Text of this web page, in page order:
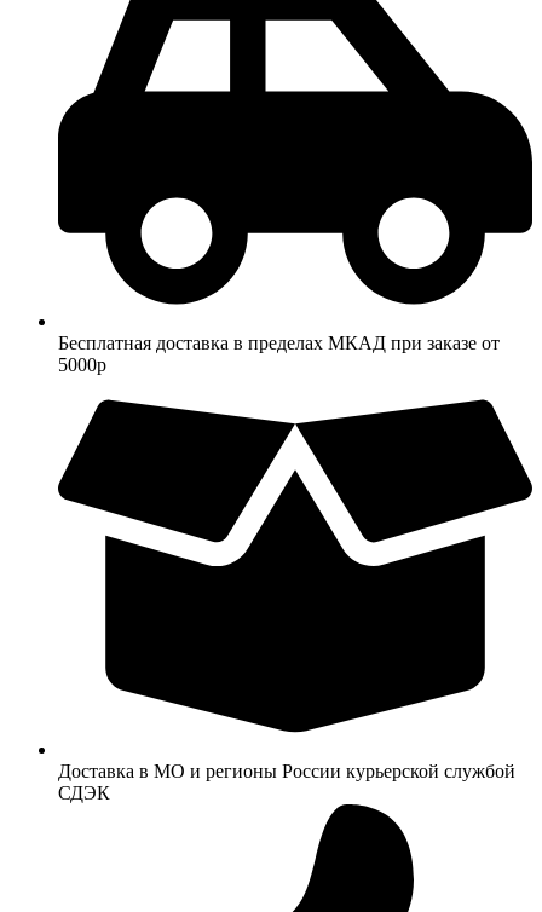
Бесплатная доставка в пределах МКАД при заказе от
5000р
Доставка в МО и регионы России курьерской службой
СДЭК